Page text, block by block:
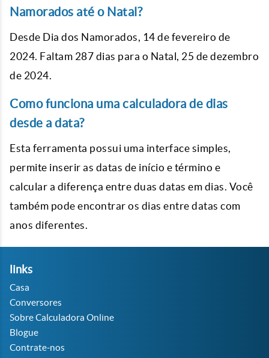
Namorados até o Natal?
Desde Dia dos Namorados, 14 de fevereiro de
2024. Faltam 287 dias para o Natal, 25 de dezembro
de 2024.
Como funciona uma calculadora de dias
desde a data?
Esta ferramenta possui uma interface simples,
permite inserir as datas de início e término e
calcular a diferença entre duas datas em dias. Você
também pode encontrar os dias entre datas com
anos diferentes.
links
Casa
Conversores
Sobre Calculadora Online
Blogue
Contrate-nos